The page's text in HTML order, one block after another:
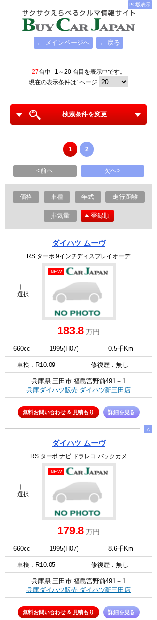
PC版表示
← メインページへ ← 戻る
27台中 1～20 台目を表示中です。
現在の表示条件は1ページ
検索条件を変更
1 2
<前へ 次へ>
価格 車種 年式 走行距離
排気量 登録順
ダイハツ ムーヴ
RS ターボ 9インチディスプレイオーデ
選択
NEW
183.8 万円
660cc 1995(H07) 0.5千Km
車検 : R10.09 修復歴 : 無し
兵庫県 三田市 福島宮野前491－1
兵庫ダイハツ販売 ダイハツ新三田店
無料お問い合わせ & 見積もり 詳細を見る
∧
ダイハツ ムーヴ
RS ターボ ナビ ドラレコ バックカメ
選択
NEW
179.8 万円
660cc 1995(H07) 8.6千Km
車検 : R10.05 修復歴 : 無し
兵庫県 三田市 福島宮野前491－1
兵庫ダイハツ販売 ダイハツ新三田店
無料お問い合わせ & 見積もり 詳細を見る